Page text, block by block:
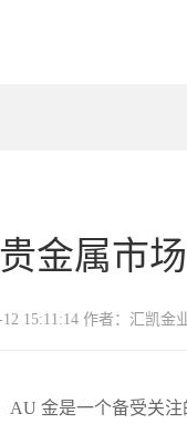
金属市
15:11:14 作者：汇凯金
AU 金是一个备受关